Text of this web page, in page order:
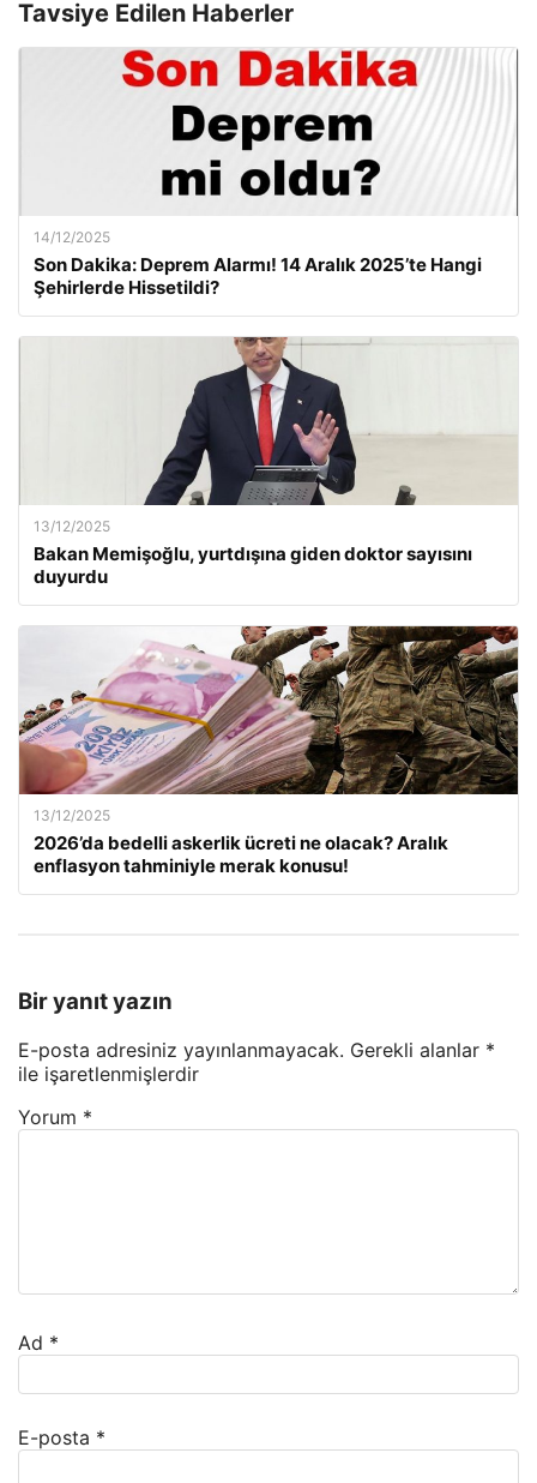
Tavsiye Edilen Haberler
14/12/2025
Son Dakika: Deprem Alarmı! 14 Aralık 2025’te Hangi
Şehirlerde Hissetildi?
13/12/2025
Bakan Memişoğlu, yurtdışına giden doktor sayısını
duyurdu
13/12/2025
2026’da bedelli askerlik ücreti ne olacak? Aralık
enflasyon tahminiyle merak konusu!
Bir yanıt yazın
E-posta adresiniz yayınlanmayacak. Gerekli alanlar *
ile işaretlenmişlerdir
Yorum *
Ad *
E-posta *